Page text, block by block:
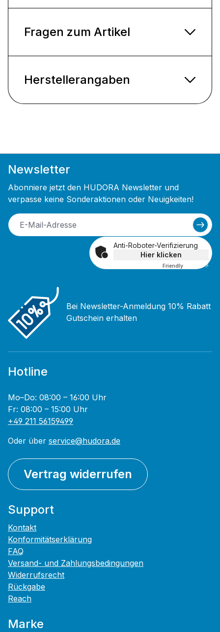
Fragen zum Artikel
Herstellerangaben
Newsletter
Abonniere jetzt den HUDORA Newsletter und
verpasse keine Sonderaktionen oder Neuigkeiten!
Anti-Roboter-Verifizierung
Hier klicken
Friendly Captcha ⇗
Bei Newsletter-Anmeldung 10% Rabatt
Gutschein erhalten
Hotline
Mo–Do: 08:00 – 16:00 Uhr
Fr: 08:00 – 15:00 Uhr
+49 211 56159499
Oder über service@hudora.de
Vertrag widerrufen
Support
Kontakt
Konformitätserklärung
FAQ
Versand- und Zahlungsbedingungen
Widerrufsrecht
Rückgabe
Reach
Marke